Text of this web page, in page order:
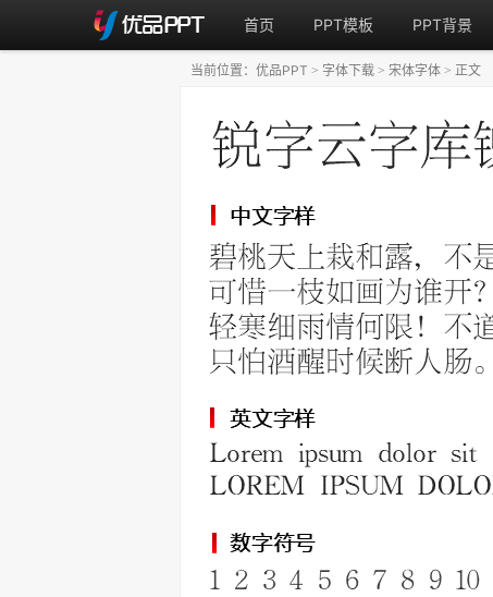
首页 PPT模板 PPT背景
当前位置： 优品PPT > 字体下载 > 宋体字体 > 正文